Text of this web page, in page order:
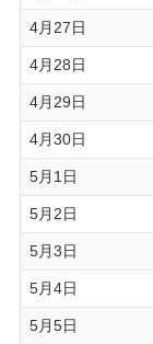
4月27日
4月28日
4月29日
4月30日
5月1日
5月2日
5月3日
5月4日
5月5日